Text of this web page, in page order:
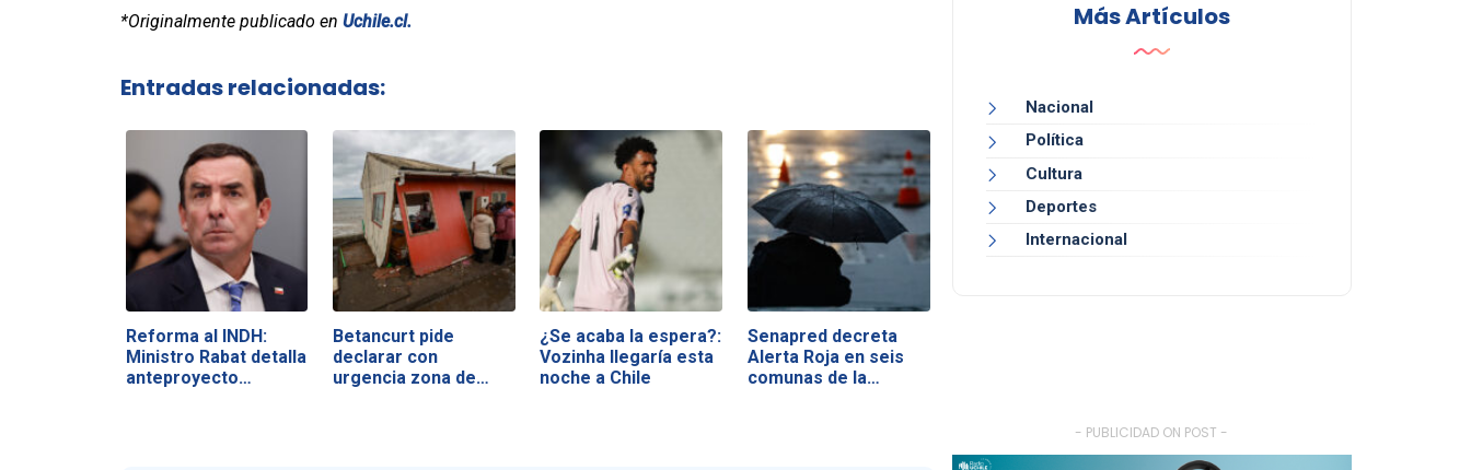
*Originalmente publicado en Uchile.cl.
Entradas relacionadas:
Reforma al INDH:
Ministro Rabat detalla
anteproyecto…
Betancurt pide
declarar con
urgencia zona de…
¿Se acaba la espera?:
Vozinha llegaría esta
noche a Chile
Senapred decreta
Alerta Roja en seis
comunas de la…
Más Artículos
Nacional
Política
Cultura
Deportes
Internacional
- PUBLICIDAD ON POST -